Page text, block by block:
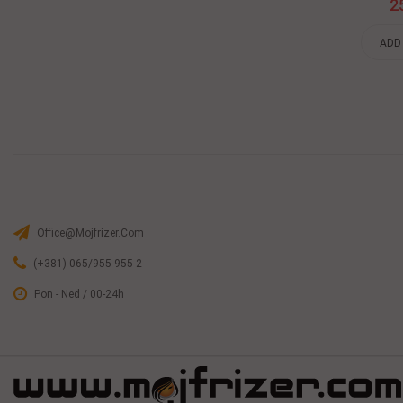
Office@mojfrizer.com
(+381) 065/955-955-2
Pon - Ned / 00-24h